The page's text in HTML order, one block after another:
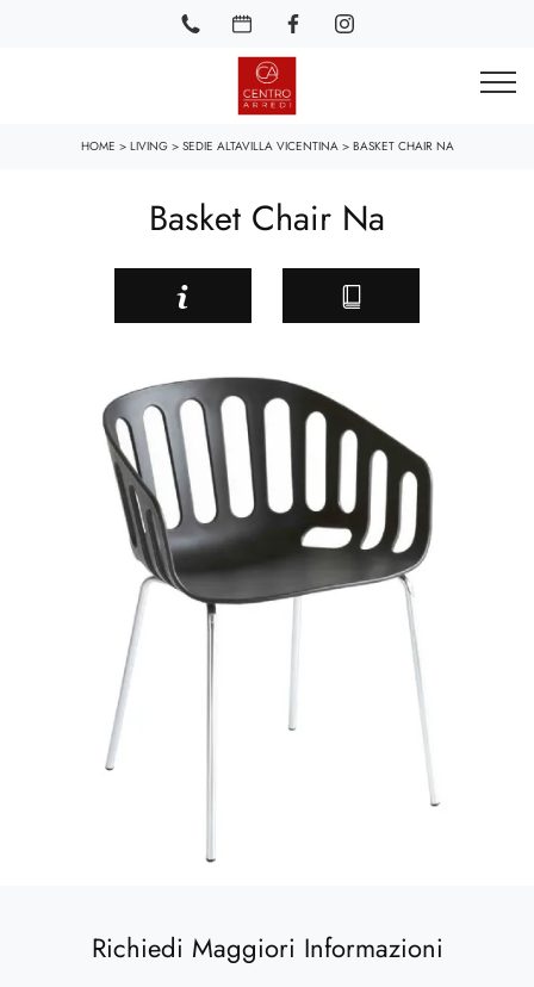
HOME > LIVING> SEDIE ALTAVILLA VICENTINA > BASKET CHAIR NA
Basket Chair Na
Richiedi Maggiori Informazioni